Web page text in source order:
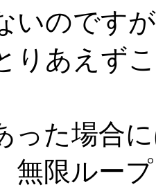
いのです
りあえず
た場合
無限ルー